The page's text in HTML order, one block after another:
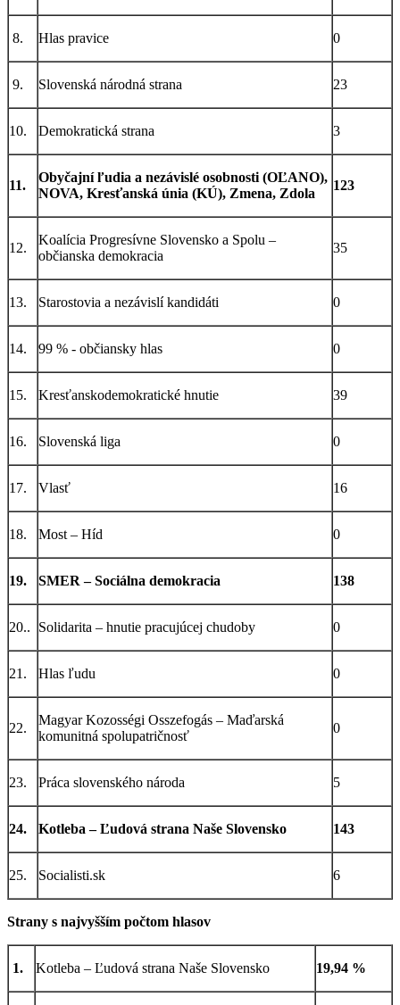
8. Hlas pravice 0
9. Slovenská národná strana 23
10. Demokratická strana 3
11.
Obyčajní ľudia a nezávislé osobnosti (OĽANO),
NOVA, Kresťanská únia (KÚ), Zmena, Zdola
123
12.
Koalícia Progresívne Slovensko a Spolu –
občianska demokracia
35
13. Starostovia a nezávislí kandidáti 0
14. 99 % - občiansky hlas 0
15. Kresťanskodemokratické hnutie 39
16. Slovenská liga 0
17. Vlasť 16
18. Most – Híd 0
19. SMER – Sociálna demokracia 138
20.. Solidarita – hnutie pracujúcej chudoby 0
21. Hlas ľudu 0
22.
Magyar Kozosségi Osszefogás – Maďarská
komunitná spolupatričnosť
0
23. Práca slovenského národa 5
24. Kotleba – Ľudová strana Naše Slovensko 143
25. Socialisti.sk 6
Strany s najvyšším počtom hlasov
1. Kotleba – Ľudová strana Naše Slovensko 19,94 %